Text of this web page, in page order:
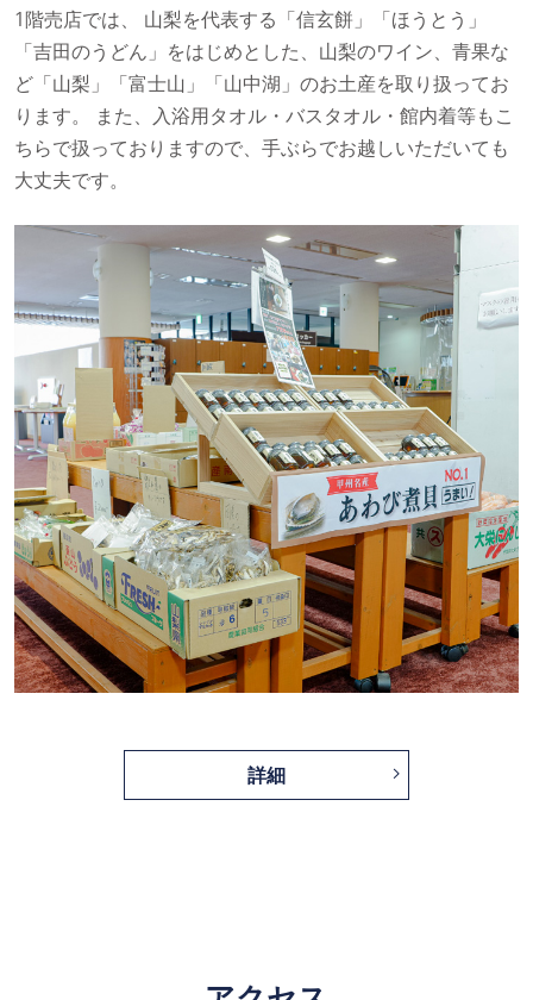
1階売店では、 山梨を代表する「信玄餅」「ほうとう」
「吉田のうどん」をはじめとした、山梨のワイン、青果な
ど「山梨」「富士山」「山中湖」のお土産を取り扱ってお
ります。 また、入浴用タオル・バスタオル・館内着等もこ
ちらで扱っておりますので、手ぶらでお越しいただいても
大丈夫です。
詳細